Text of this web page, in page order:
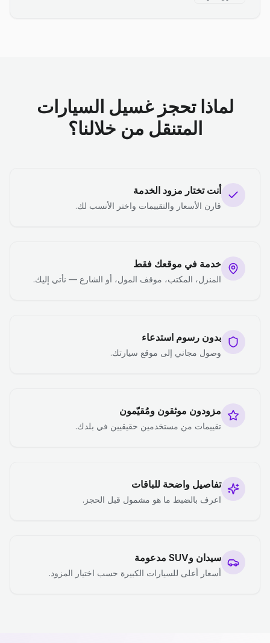
لماذا تحجز غسيل السيارات
المتنقل من خلالنا؟
أنت تختار مزود الخدمة
قارن الأسعار والتقييمات واختر الأنسب لك.
خدمة في موقعك فقط
المنزل، المكتب، موقف المول، أو الشارع — نأتي إليك.
بدون رسوم استدعاء
وصول مجاني إلى موقع سيارتك.
مزودون موثقون ومُقيّمون
تقييمات من مستخدمين حقيقيين في بلدك.
تفاصيل واضحة للباقات
اعرف بالضبط ما هو مشمول قبل الحجز.
سيدان وSUV مدعومة
أسعار أعلى للسيارات الكبيرة حسب اختيار المزود.